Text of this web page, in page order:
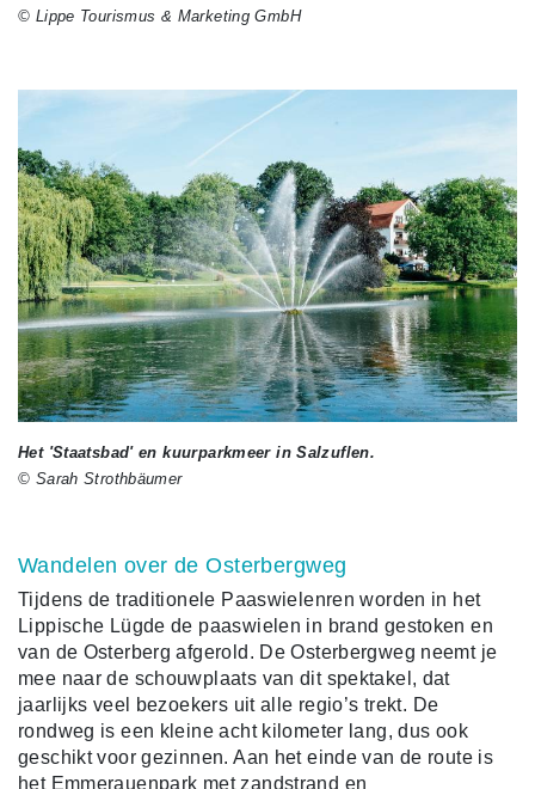
© Lippe Tourismus & Marketing GmbH
Het 'Staatsbad' en kuurparkmeer in Salzuflen.
© Sarah Strothbäumer
Wandelen over de Osterbergweg
Tijdens de traditionele Paaswielenren worden in het
Lippische Lügde de paaswielen in brand gestoken en
van de Osterberg afgerold. De Osterbergweg neemt je
mee naar de schouwplaats van dit spektakel, dat
jaarlijks veel bezoekers uit alle regio’s trekt. De
rondweg is een kleine acht kilometer lang, dus ook
geschikt voor gezinnen. Aan het einde van de route is
het Emmerauenpark met zandstrand en